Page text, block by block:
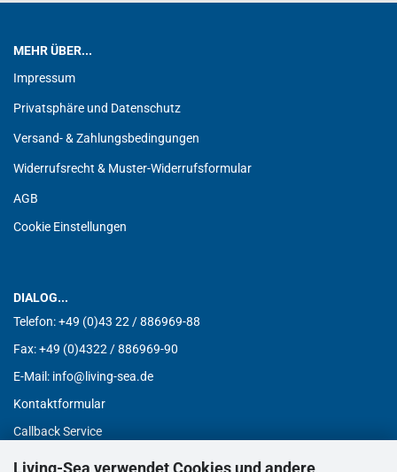
Living-Sea verwendet Cookies und andere
MEHR ÜBER...
Impressum
Privatsphäre und Datenschutz
Versand- & Zahlungsbedingungen
Widerrufsrecht & Muster-Widerrufsformular
AGB
Cookie Einstellungen
DIALOG...
Telefon:+49 (0)43 22 / 886969-88
Fax:+49 (0)4322 / 886969-90
E-Mail: info@living-sea.de
Kontaktformular
Callback Service